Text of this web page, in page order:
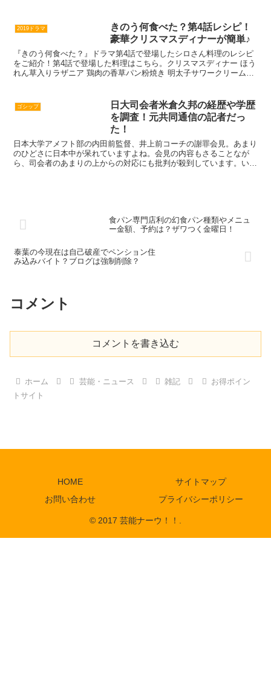
2019ドラマ
きのう何食べた？第4話レシピ！
豪華クリスマスディナーが簡単♪
『きのう何食べた？』ドラマ第4話で登場したシロさん料理のレシピ
をご紹介！第4話で登場した料理はこちら。クリスマスディナー ほう
れん草入りラザニア 鶏肉の香草パン粉焼き 明太子サワークリームデ
ゴシップ
日大司会者米倉久邦の経歴や学歴
を調査！元共同通信の記者だっ
た！
日本大学アメフト部の内田前監督、井上前コーチの謝罪会見。あまり
のひどさに日本中が呆れていますよね。会見の内容もさることなが
ら、司会者のあまりの上からの対応にも批判が殺到しています。いや
食パン専門店利の幻食パン種類やメニュ
ー金額、予約は？ザワつく金曜日！
泰葉の今現在は自己破産でペンション住
み込みバイト？ブログは強制削除？
コメント
コメントを書き込む
ホーム 芸能・ニュース 雑記
お得ポイン
トサイト
HOME
サイトマップ
お問い合わせ
プライバシーポリシー
© 2017 芸能ナーウ！！.